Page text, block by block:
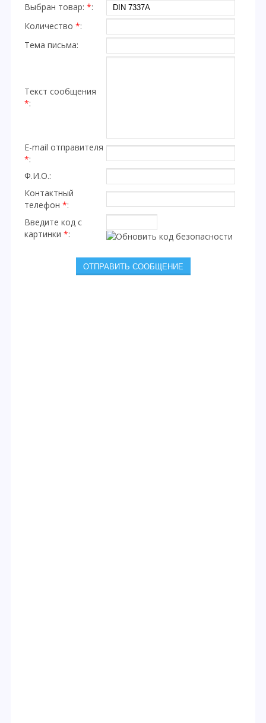
Выбран товар: *:
Количество *:
Тема письма:
Текст сообщения
*:
E-mail отправителя
*:
Ф.И.О.:
Контактный
телефон *:
Введите код с
картинки *: